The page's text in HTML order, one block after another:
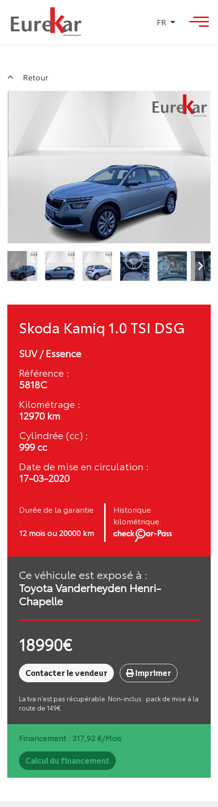
FR
Retour
Skoda Kamiq 1.0 TSI DSG
SUV / Essence
Référence :
5818C
Kilométrage :
12970 km
Cylindrée (cc) :
999 cc
Date de mise en circulation :
17-03-2020
Durée de la garantie
:
12 mois ou 20000 km
Historique
kilométrique:
Ce véhicule est exposé à :
Toyota Vanderheyden Henri-
Chapelle
18990€
Contacter le vendeur Imprimer
La tva n'est pas récupérable. Non-inclus : pack de mise à la
route de 149€.
Financement : 317,92€/Mois
Calcul du financement